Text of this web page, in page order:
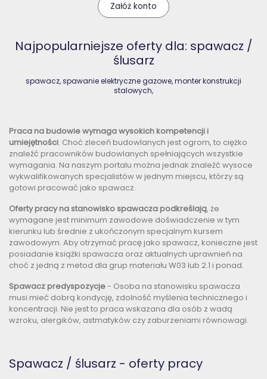
Załóż konto
Najpopularniejsze oferty dla: spawacz /
ślusarz
spawacz, spawanie elektryczne gazowe, monter konstrukcji
stalowych,
Praca na budowie wymaga wysokich kompetencji i
umiejętności. Choć zleceń budowlanych jest ogrom, to ciężko
znaleźć pracowników budowlanych spełniających wszystkie
wymagania. Na naszym portalu można jednak znaleźć wysoce
wykwalifikowanych specjalistów w jednym miejscu, którzy są
gotowi pracować jako spawacz.
Oferty pracy na stanowisko spawacza podkreślają, że
wymagane jest minimum zawodowe doświadczenie w tym
kierunku lub średnie z ukończonym specjalnym kursem
zawodowym. Aby otrzymać pracę jako spawacz, konieczne jest
posiadanie książki spawacza oraz aktualnych uprawnień na
choć z jedną z metod dla grup materiału W03 lub 2.1 i ponad.
Spawacz predyspozycje- Osoba na stanowisku spawacza
musi mieć dobrą kondycję, zdolność myślenia technicznego i
koncentracji. Nie jest to praca wskazana dla osób z wadą
wzroku, alergików, astmatyków czy zaburzeniami równowagi.
Spawacz / ślusarz - oferty pracy